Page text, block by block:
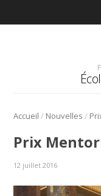
Accueil / Nouvelles /
Prix
12 juillet 2016